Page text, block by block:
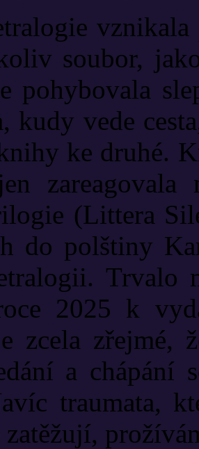
soubor,
pohybovala
kudy vede
ke druhé.
zareagovala
(Littera
do polštiny
Trvalo
2025 k
zcela zřejmé,
a chápání
traumata,
zatěžují,